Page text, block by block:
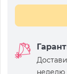
неделю